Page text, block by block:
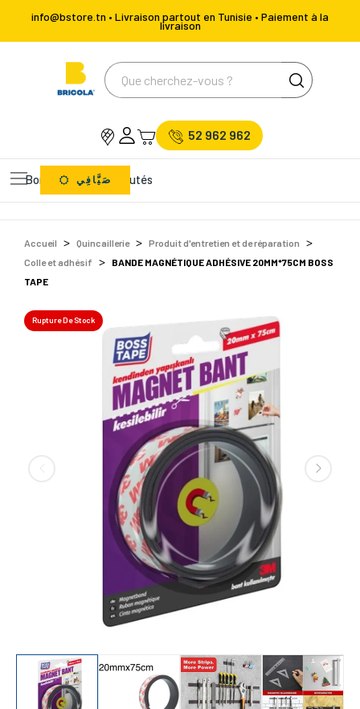
info@bstore.tn • Livraison partout en Tunisie • Paiement à la
livraison
52 962 962
Bons Plans Nouveautés
صَيَّافِي
Accueil Quincaillerie
Produit d'entretien et de réparation
Colle et adhésif
BANDE MAGNÉTIQUE ADHÉSIVE 20MM*75CM BOSS
TAPE
Rupture De Stock